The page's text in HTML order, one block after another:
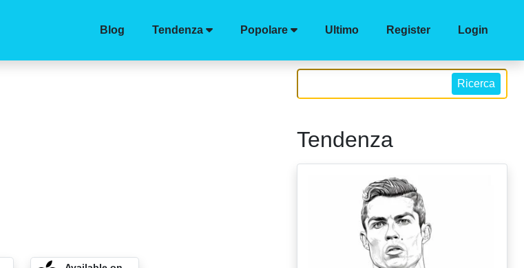
Blog Tendenza Popolare Ultimo Register Login
Ricerca
Tendenza